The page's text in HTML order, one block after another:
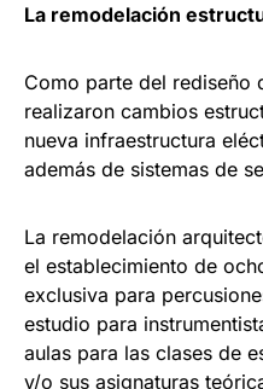
La remodelación
Como parte del rediseño
realizaron cambios
nueva infraestructura
además de sistemas de
La remodelación
el establecimiento de
exclusiva para
estudio para
aulas para las clases de
y/o sus asignaturas